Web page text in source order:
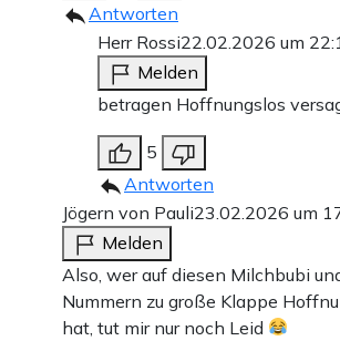
Antworten
Herr Rossi22.02.2026 um
Melden
betragen Hoffnungslos
5
Antworten
Jögern von Pauli23.02.2026 um
Melden
Also, wer auf diesen Milchbubi
Nummern zu große Klappe
hat, tut mir nur noch Leid